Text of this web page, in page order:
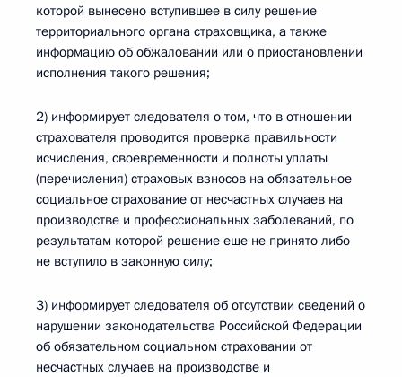
которой вынесено вступившее в силу решение
территориального органа страховщика, а также
информацию об обжаловании или о приостановлении
исполнения такого решения;
2) информирует следователя о том, что в отношении
страхователя проводится проверка правильности
исчисления, своевременности и полноты уплаты
(перечисления) страховых взносов на обязательное
социальное страхование от несчастных случаев на
производстве и профессиональных заболеваний, по
результатам которой решение еще не принято либо
не вступило в законную силу;
3) информирует следователя об отсутствии сведений о
нарушении законодательства Российской Федерации
об обязательном социальном страховании от
несчастных случаев на производстве и